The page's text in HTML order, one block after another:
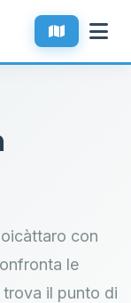
con
le
il punto di